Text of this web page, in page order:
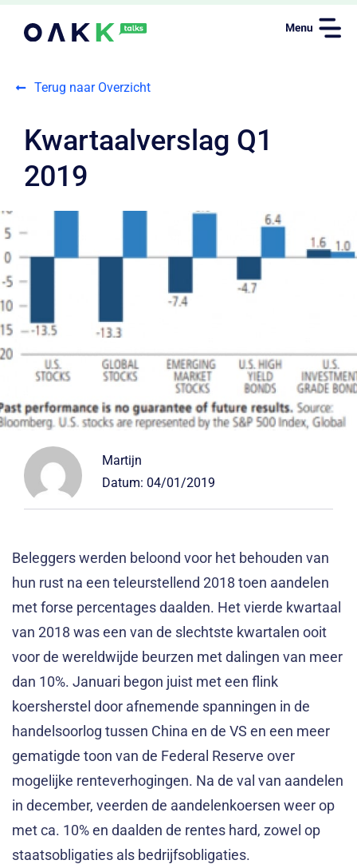
Terug naar Overzicht
Kwartaalverslag Q1
2019
Martijn
Datum: 04/01/2019
Beleggers werden beloond voor het behouden van
hun rust na een teleurstellend 2018 toen aandelen
met forse percentages daalden. Het vierde kwartaal
van 2018 was een van de slechtste kwartalen ooit
voor de wereldwijde beurzen met dalingen van meer
dan 10%. Januari begon juist met een flink
koersherstel door afnemende spanningen in de
handelsoorlog tussen China en de VS en een meer
gematigde toon van de Federal Reserve over
mogelijke renteverhogingen. Na de val van aandelen
in december, veerden de aandelenkoersen weer op
met ca. 10% en daalden de rentes hard, zowel op
staatsobligaties als bedrijfsobligaties.